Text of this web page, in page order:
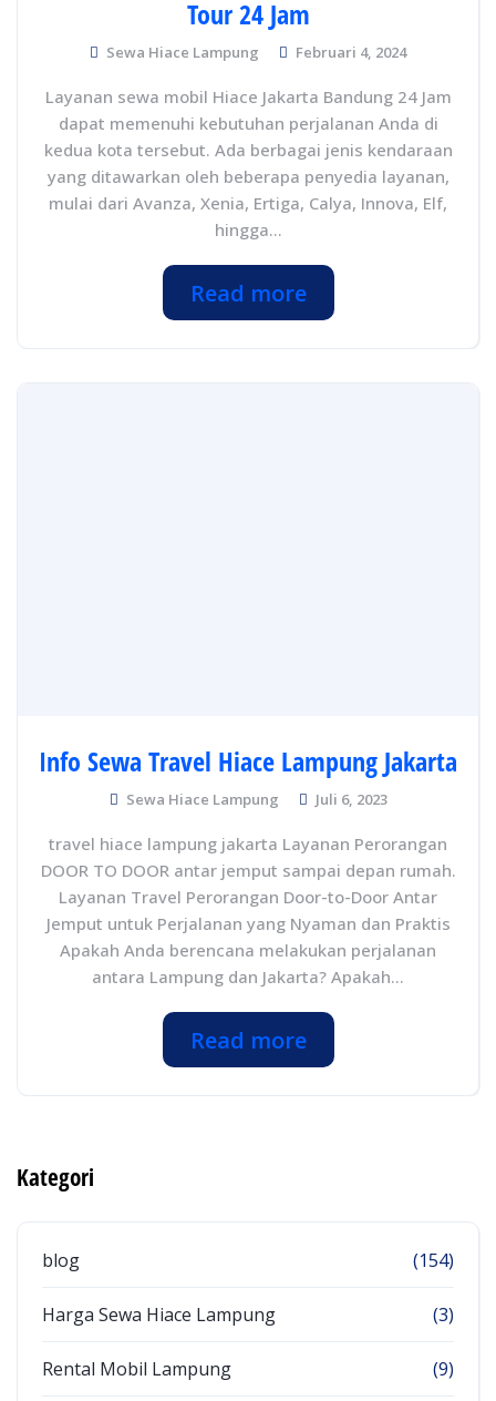
Tour 24 Jam
Sewa Hiace Lampung Februari 4, 2024
Layanan sewa mobil Hiace Jakarta Bandung 24 Jam
dapat memenuhi kebutuhan perjalanan Anda di
kedua kota tersebut. Ada berbagai jenis kendaraan
yang ditawarkan oleh beberapa penyedia layanan,
mulai dari Avanza, Xenia, Ertiga, Calya, Innova, Elf,
hingga...
Read more
Info Sewa Travel Hiace Lampung Jakarta
Sewa Hiace Lampung Juli 6, 2023
travel hiace lampung jakarta Layanan Perorangan
DOOR TO DOOR antar jemput sampai depan rumah.
Layanan Travel Perorangan Door-to-Door Antar
Jemput untuk Perjalanan yang Nyaman dan Praktis
Apakah Anda berencana melakukan perjalanan
antara Lampung dan Jakarta? Apakah...
Read more
Kategori
blog (154)
Harga Sewa Hiace Lampung (3)
Rental Mobil Lampung (9)